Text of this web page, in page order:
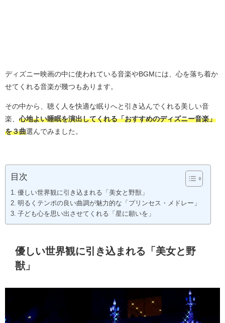
ディズニー映画の中に使われている音楽やBGMには、心を落ち着か
せてくれる音楽が幾つもあります。
その中から、聴く人を快適な眠りへと引き込んでくれる美しい音
楽、 心地よい睡眠を演出してくれる「おすすめのディズニー音楽」
を３曲選んでみました。
目次
優しい世界観に引き込まれる「美女と野獣」
明るくテンポの良い曲調が魅力的な「プリンセス・メドレー」
子ども心を思い出させてくれる「星に願いを」
優しい世界観に引き込まれる「美女と野
獣」